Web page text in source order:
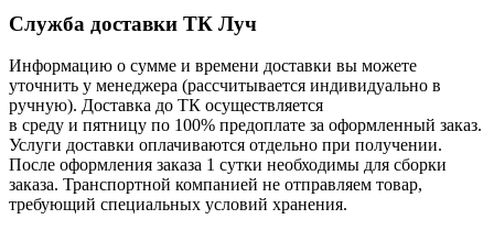
Служба доставки ТК Луч
Информацию о сумме и времени доставки вы можете
уточнить у менеджера (рассчитывается индивидуально в
ручную). Доставка до ТК осуществляется
в среду и пятницу по 100% предоплате за оформленный заказ.
Услуги доставки оплачиваются отдельно при получении.
После оформления заказа 1 сутки необходимы для сборки
заказа. Транспортной компанией не отправляем товар,
требующий специальных условий хранения.